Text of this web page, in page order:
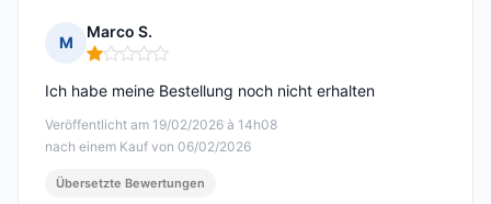
M
Marco S.
Hinweis: 1 von 5
Veröffentlicht am 19/02/2026 à 14h08
nach einem Kauf von 06/02/2026
Ich habe meine Bestellung noch nicht erhalten
Übersetzte Bewertungen